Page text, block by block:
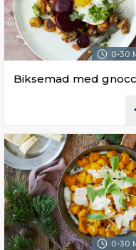
0-30
Biksemad med
0-30